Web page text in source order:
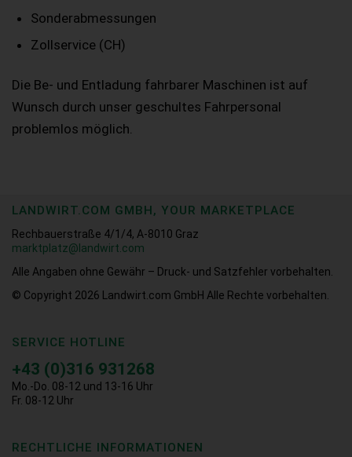
Sonderabmessungen
Zollservice (CH)
Die Be- und Entladung fahrbarer Maschinen ist auf
Wunsch durch unser geschultes Fahrpersonal
problemlos möglich.
LANDWIRT.COM GMBH, YOUR MARKETPLACE
Rechbauerstraße 4/1/4, A-8010 Graz
marktplatz@landwirt.com
Alle Angaben ohne Gewähr – Druck- und Satzfehler vorbehalten.
© Copyright 2026
Landwirt.com GmbH Alle Rechte vorbehalten.
SERVICE HOTLINE
+43 (0)316 931268
Mo.-Do. 08-12 und 13-16 Uhr
Fr. 08-12 Uhr
RECHTLICHE INFORMATIONEN